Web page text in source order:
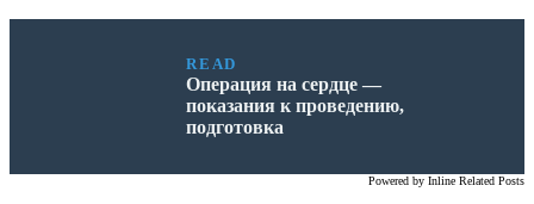
READ
Операция на сердце —
показания к проведению,
подготовка
Powered by Inline Related Posts